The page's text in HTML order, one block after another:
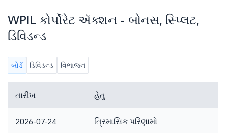
WPIL કોર્પોરેટ ઍક્શન - બોનસ, સ્પ્લિટ,
ડિવિડન્ડ
બોર્ડ ડિવિડન્ડ વિભાજન
તારીખ હેતુ
2026-07-24 ત્રિમાસિક પરિણામો